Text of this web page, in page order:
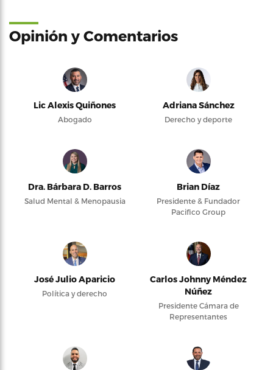
Opinión y Comentarios
Lic Alexis Quiñones
Abogado
Adriana Sánchez
Derecho y deporte
Dra. Bárbara D. Barros
Salud Mental & Menopausia
Brian Díaz
Presidente & Fundador
Pacifico Group
José Julio Aparicio
Política y derecho
Carlos Johnny Méndez
Núñez
Presidente Cámara de
Representantes